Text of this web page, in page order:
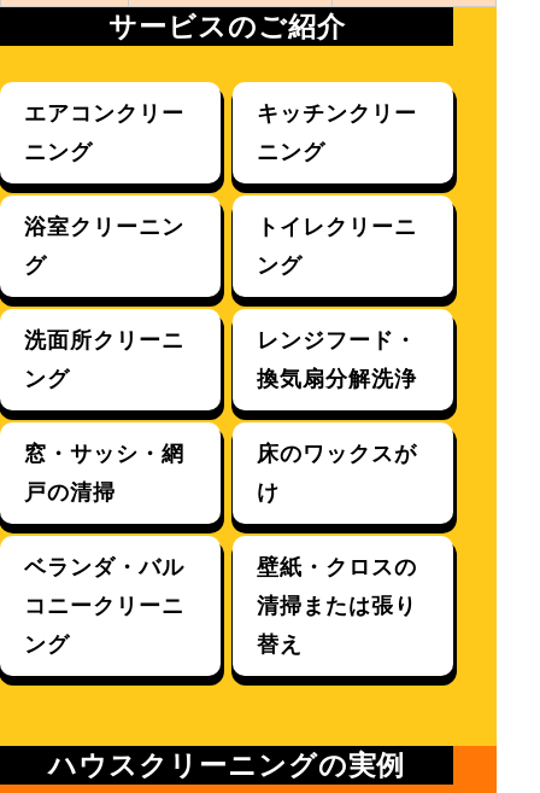
サービスのご紹介
エアコンクリー
ニング
キッチンクリー
ニング
浴室クリーニン
グ
トイレクリーニ
ング
洗面所クリーニ
ング
レンジフード・
換気扇分解洗浄
窓・サッシ・網
戸の清掃
床のワックスが
け
ベランダ・バル
コニークリーニ
ング
壁紙・クロスの
清掃または張り
替え
ハウスクリーニングの実例